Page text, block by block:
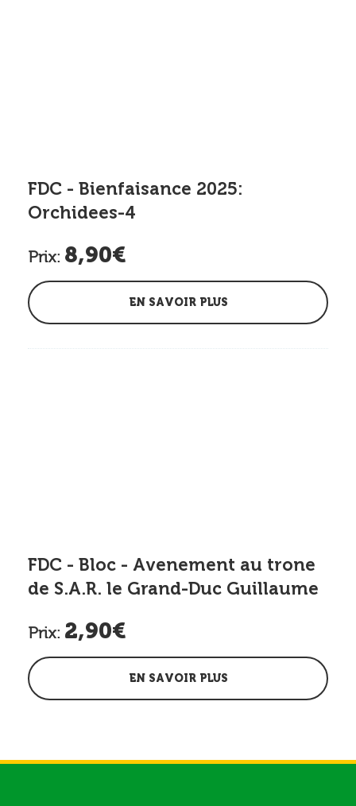
FDC - Bienfaisance 2025:
Orchidees-4
Prix: 8,90€
EN SAVOIR PLUS
FDC - Bloc - Avenement au trone
de S.A.R. le Grand-Duc Guillaume
Prix: 2,90€
EN SAVOIR PLUS